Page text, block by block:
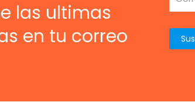
las ultimas
en tu correo